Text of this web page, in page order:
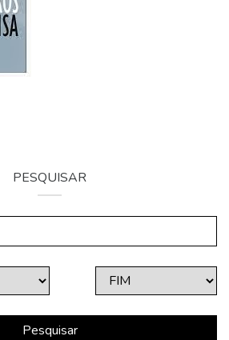
PESQUISAR
Pesquisar